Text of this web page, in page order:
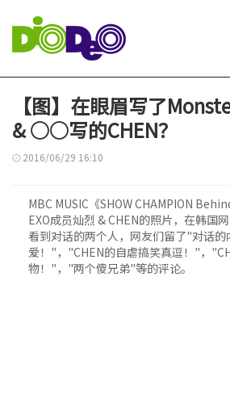
【图】在眼眉写了
& ○○写的CHEN？
2016/06/29 16:10
MBC MUSIC《SHOW CHAMPION
EXO成员灿烈 & CHEN的照片，在韩国网
看到对话的两个人，网友们留了"对话的
爱！"，"CHEN的自虐搞笑真逗！"，
物！"，"两个傻兄弟"等的评论。